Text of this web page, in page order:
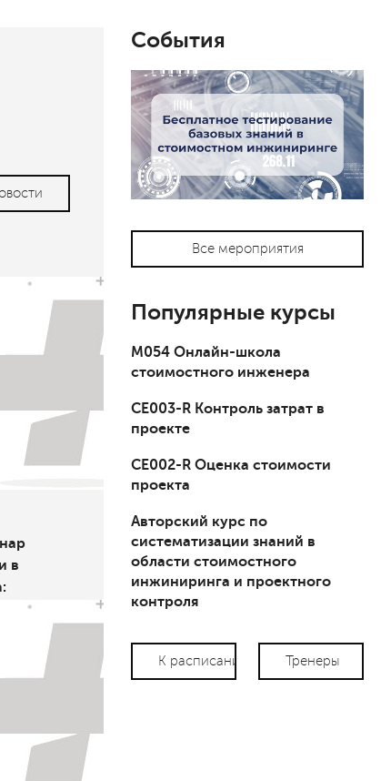
в
События
Все мероприятия
Популярные курсы
М054 Онлайн-школа
стоимостного инженера
СЕ003-R Контроль затрат в
проекте
СЕ002-R Оценка стоимости
проекта
Авторский курс по
систематизации знаний в
области стоимостного
инжиниринга и проектного
контроля
К расписанию Тренеры